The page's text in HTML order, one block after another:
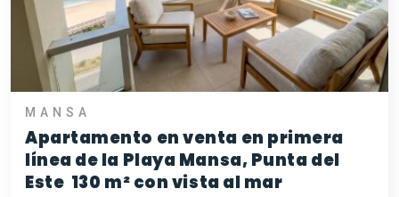
MANSA
Apartamento en venta en primera
línea de la Playa Mansa, Punta del
Este  130 m² con vista al mar